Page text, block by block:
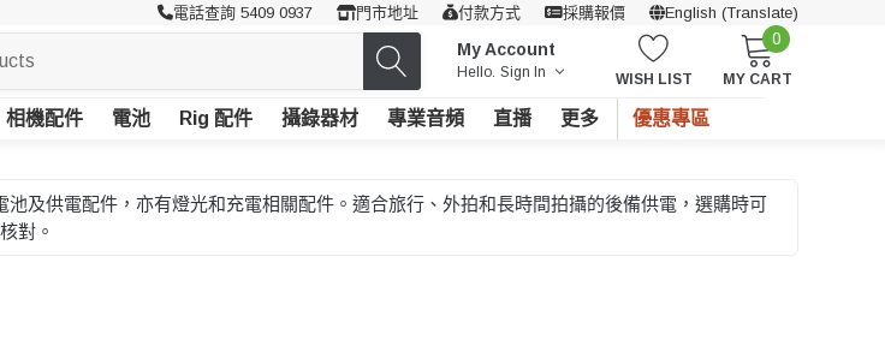
電話查詢 5409 0937 門市地址 付款方式 採購報價 English (Translate)
My Account
Hello. Sign In WISH LIST
0
MY CART
相機配件 電池 Rig 配件 攝錄器材 專業音頻 直播 更多 優惠專區
及供電配件，亦有燈光和充電相關配件。適合旅行、外拍和長時間拍攝的後備供電，選購時可
對。